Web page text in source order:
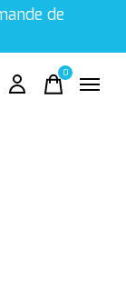
de
0items